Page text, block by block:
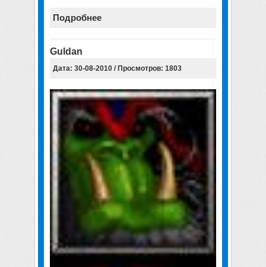
Подробнее
Guldan
Дата: 30-08-2010 / Просмотров: 1803